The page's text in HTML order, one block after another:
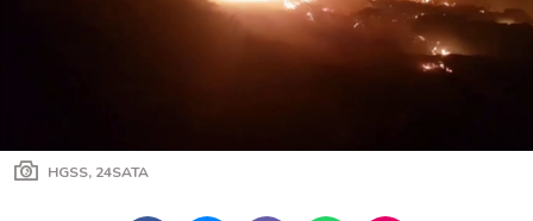
HGSS, 24SATA